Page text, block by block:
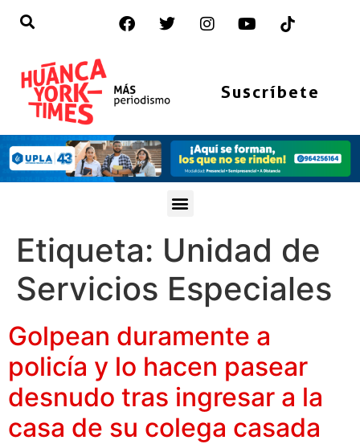
Suscríbete
Etiqueta: Unidad de
Servicios Especiales
Golpean duramente a
policía y lo hacen pasear
desnudo tras ingresar a la
casa de su colega casada